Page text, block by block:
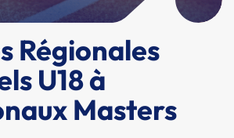
Régionales
U18 à
Masters